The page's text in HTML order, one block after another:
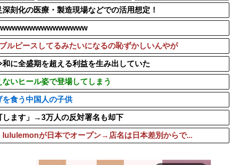
されていた模様
ｗｗ
刻化の医療・製造現場などでの活用想定！
ルピースしてるみたいになるの恥ずかしいんやが
に全盛期を超える利益を生み出していた
いヒール姿で登場してしまう
を食う中国人の子供
します」→3万人の反対署名も却下
lululemonが日本でオープン→店名は日本差別からで...